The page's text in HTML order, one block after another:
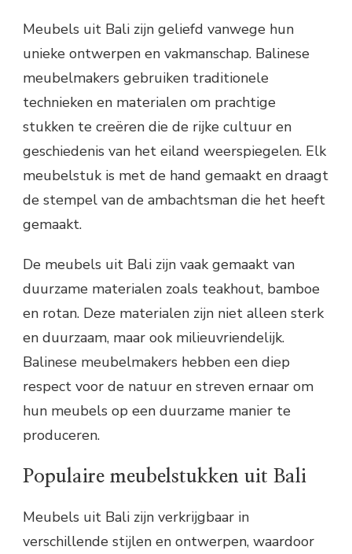
Meubels uit Bali zijn geliefd vanwege hun
unieke ontwerpen en vakmanschap. Balinese
meubelmakers gebruiken traditionele
technieken en materialen om prachtige
stukken te creëren die de rijke cultuur en
geschiedenis van het eiland weerspiegelen. Elk
meubelstuk is met de hand gemaakt en draagt
de stempel van de ambachtsman die het heeft
gemaakt.
De meubels uit Bali zijn vaak gemaakt van
duurzame materialen zoals teakhout, bamboe
en rotan. Deze materialen zijn niet alleen sterk
en duurzaam, maar ook milieuvriendelijk.
Balinese meubelmakers hebben een diep
respect voor de natuur en streven ernaar om
hun meubels op een duurzame manier te
produceren.
Populaire meubelstukken uit Bali
Meubels uit Bali zijn verkrijgbaar in
verschillende stijlen en ontwerpen, waardoor